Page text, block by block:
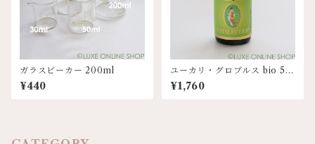
ガラスビーカー 200ml
¥440
ユーカリ・グロブルス bio 5m
l¥1,760